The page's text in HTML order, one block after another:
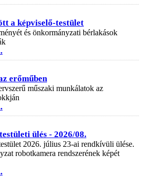
a képviselő-testület
és önkormányzati bérlakások
erőműben
műszaki munkálatok az
ülés - 2026/08.
2026. július 23-ai rendkívüli ülése.
robotkamera rendszerének képét